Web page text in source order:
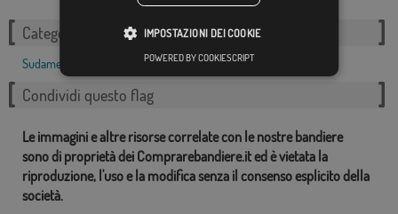
Categorie correlate:
Sudamerica
Condividi questo flag
Le immagini e altre risorse correlate con le nostre bandiere
sono di proprietà dei Comprarebandiere.it ed è vietata la
riproduzione, l'uso e la modifica senza il consenso esplicito della
società.
IMPOSTAZIONI DEI COOKIE
POWERED BY COOKIESCRIPT